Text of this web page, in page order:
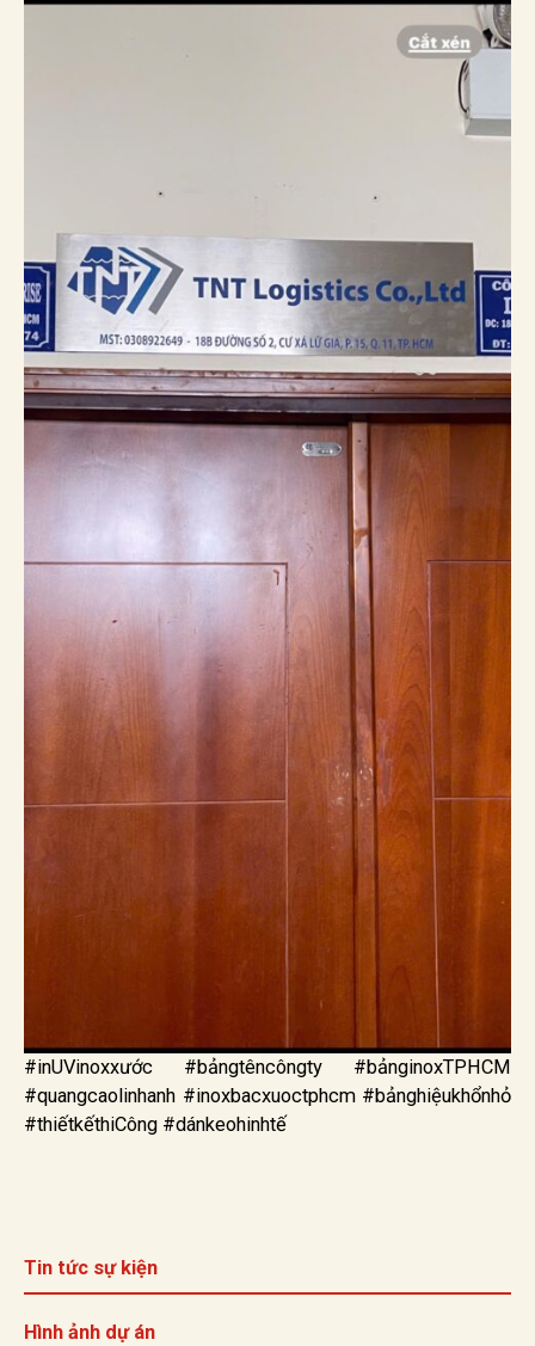
#inUVinoxxước #bảngtêncôngty #bảnginoxTPHCM
#quangcaolinhanh #inoxbacxuoctphcm #bảnghiệukhổnhỏ
#thiếtkếthiCông #dánkeohinhtế
Tin tức sự kiện
Hình ảnh dự án